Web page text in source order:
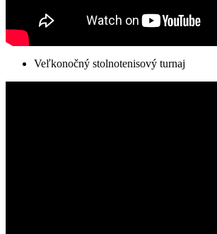
Veľkonočný stolnotenisový turnaj